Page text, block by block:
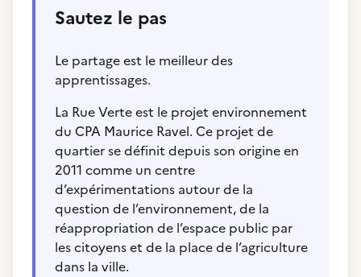
Sautez le pas
Le partage est le meilleur des
apprentissages.
La Rue Verte est le projet environnement
du CPA Maurice Ravel. Ce projet de
quartier se définit depuis son origine en
2011 comme un centre
d’expérimentations autour de la
question de l’environnement, de la
réappropriation de l’espace public par
les citoyens et de la place de l’agriculture
dans la ville.